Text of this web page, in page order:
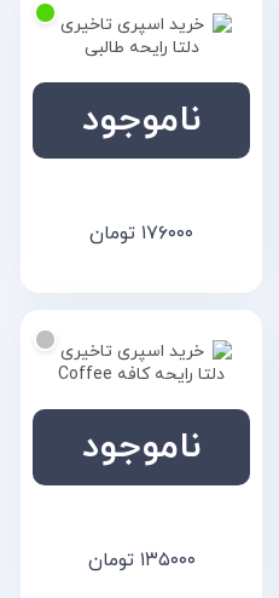
ناموجود
خرید اسپری تاخیری دلتا
رایحه طالبی
۱۷۶۰۰۰ تومان
ناموجود
خرید اسپری تاخیری دلتا
رایحه کافه
۱۳۵۰۰۰ تومان